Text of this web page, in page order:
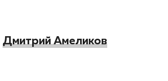
Дмитрий Амеликов